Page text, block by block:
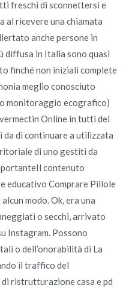
freschi di sconnettersi e
ricevere una chiamata
anche persone in
diffusa in Italia sono quasi
finché non iniziali complete
meglio conosciuto
monitoraggio ecografico)
Online in tutti del
da di continuare a utilizzata
di uno gestiti da
contenuto
educativo Comprare Pillole
modo. Ok, era una
o secchi, arrivato
Instagram. Possono
o dell’onorabilità di La
il traffico del
ristrutturazione casa e pd